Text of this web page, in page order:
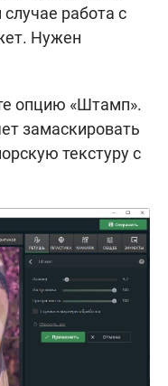
работа с
Нужен
опцию «Штамп».
замаскировать
текстуру с